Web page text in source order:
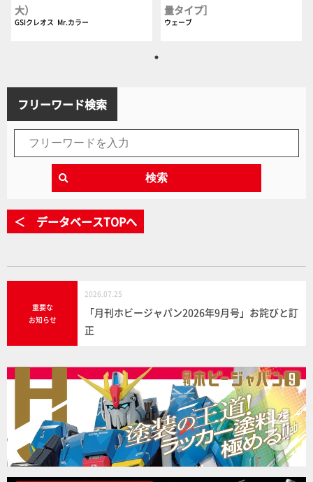
大）
GSIクレオス Mr.カラー
量タイプ］
ウェーブ
フリーワード検索
検索
＜ データベースTOPへ
重要な
お知らせ
2026.07.25
「月刊ホビージャパン2026年9月号」お詫びと訂
正